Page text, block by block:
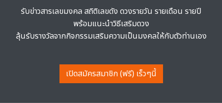
รับข่าวสารเลขมงคล สถิติเลขดัง ดวงรายวัน รายเดือน รายปี
พร้อมแนะนำวิธีเสริมดวง
ลุ้นรับรางวัลจากกิจกรรมเสริมความเป็นมงคลให้กับตัวท่านเอง
เปิดสมัครสมาชิก (ฟรี) เร็วๆนี้